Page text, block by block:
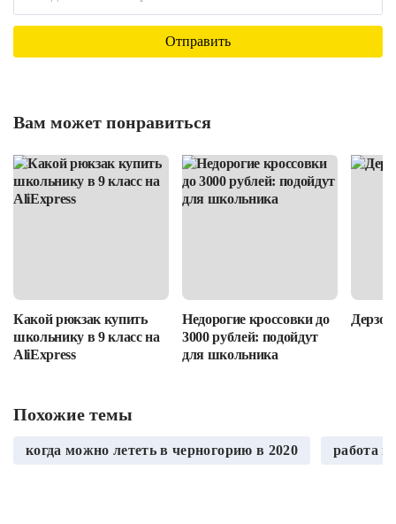
Вам может понравиться
Какой рюкзак купить
школьнику в 9 класс на
AliExpress
Недорогие кроссовки до
3000 рублей: подойдут
для школьника
Похожие темы
когда можно лететь в черногорию в 2020 работа в